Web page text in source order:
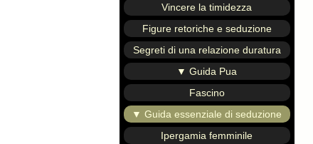
Vincere la timidezza
Figure retoriche e seduzione
Segreti di una relazione duratura
▼ Guida Pua
Fascino
▼ Guida essenziale di seduzione
Ipergamia femminile